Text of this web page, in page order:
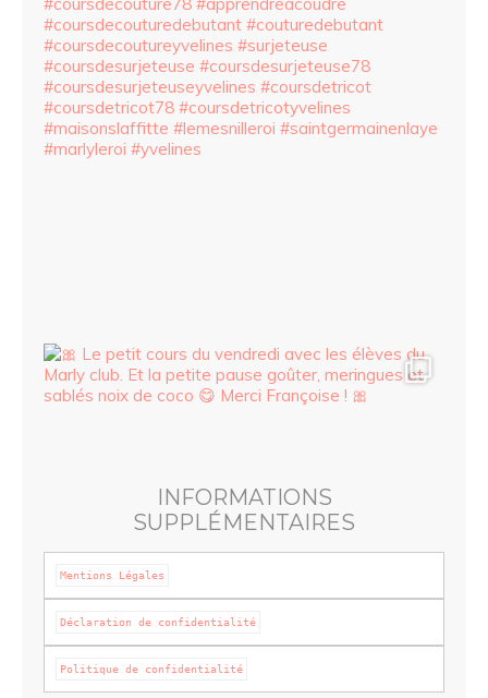
INFORMATIONS
SUPPLÉMENTAIRES
Mentions Légales
Politique de confidentialité